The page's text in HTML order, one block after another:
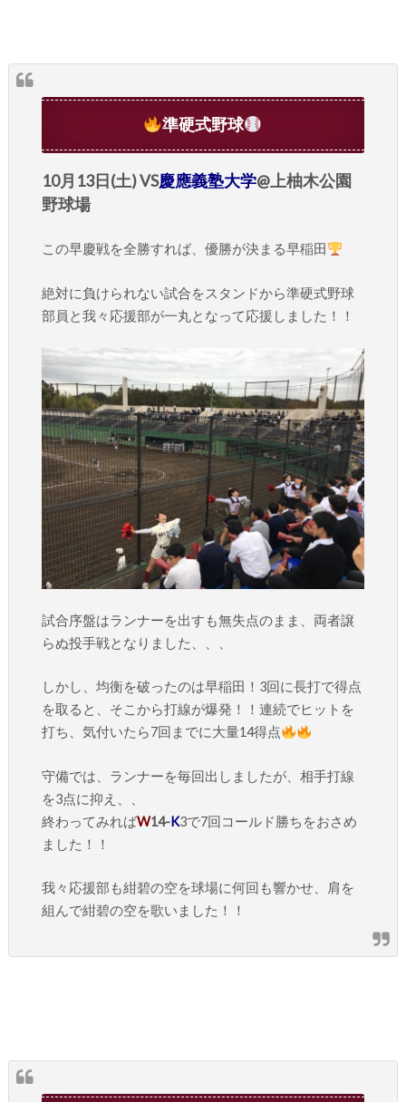
準硬式野球
10月13日(土) VS慶應義塾大学@上柚木公園
野球場
この早慶戦を全勝すれば、優勝が決まる早稲田
絶対に負けられない試合をスタンドから準硬式野球
部員と我々応援部が一丸となって応援しました！！
試合序盤はランナーを出すも無失点のまま、両者譲
らぬ投手戦となりました、、、
しかし、均衡を破ったのは早稲田！3回に長打で得点
を取ると、そこから打線が爆発！！連続でヒットを
打ち、気付いたら7回までに大量14得点
守備では、ランナーを毎回出しましたが、相手打線
を3点に抑え、、
終わってみればW14-K3で7回コールド勝ちをおさめ
ました！！
我々応援部も紺碧の空を球場に何回も響かせ、肩を
組んで紺碧の空を歌いました！！